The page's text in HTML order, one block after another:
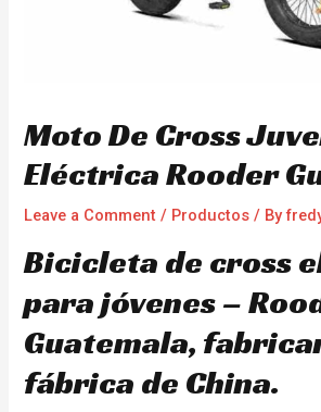
Moto De Cross
Eléctrica Rooder
Leave a Comment / Productos / By
Bicicleta de cross
para jóvenes –
Guatemala,
fábrica de China.